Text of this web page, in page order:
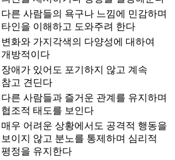
다른 사람들의 욕구나 느낌에 민감하며
타인을 이해하고 도와주려 한다
변화와 가지각색의 다양성에 대하여
개방적이다
장애가 있어도 포기하지 않고 계속
참고 견딘다
다른 사람들과 즐거운 관계를 유지하며
협조적 태도를 보인다
매우 어려운 상황에서도 공격적 행동을
보이지 않고 분노를 통제하며 심리적
평정을 유지한다